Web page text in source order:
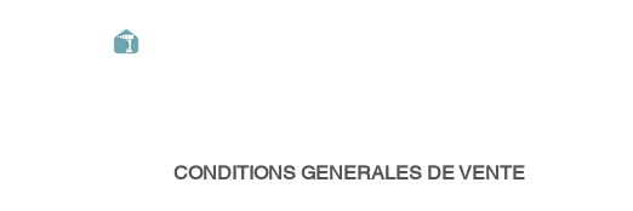
CONDITIONS GENERALES DE VENTE